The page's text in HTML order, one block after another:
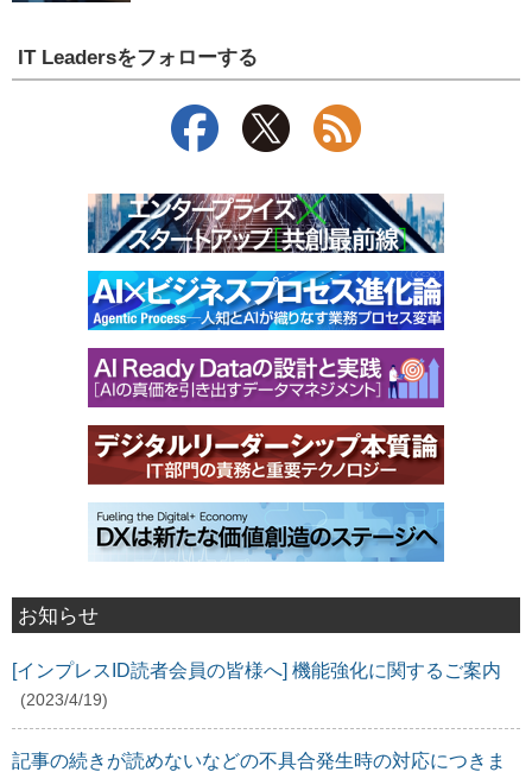
IT Leadersをフォローする
お知らせ
[インプレスID読者会員の皆様へ] 機能強化に関するご案内
(2023/4/19)
記事の続きが読めないなどの不具合発生時の対応につきま